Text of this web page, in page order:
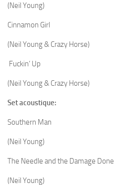
(Neil Young)
Cinnamon Girl
(Neil Young & Crazy Horse)
Fuckin’ Up
(Neil Young & Crazy Horse)
Set acoustique:
Southern Man
(Neil Young)
The Needle and the Damage Done
(Neil Young)